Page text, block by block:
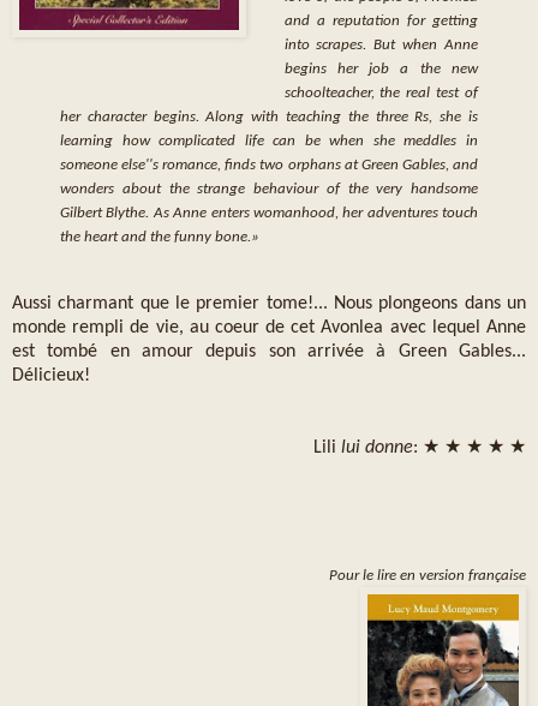
and a reputation for getting
into scrapes. But when Anne
begins her job a the new
schoolteacher, the real test of
her character begins. Along with teaching the three Rs, she is
learning how complicated life can be when she meddles in
someone else''s romance, finds two orphans at Green Gables, and
wonders about the strange behaviour of the very handsome
Gilbert Blythe. As Anne enters womanhood, her adventures touch
the heart and the funny bone.»
Aussi charmant que le premier tome!... Nous plongeons dans un
monde rempli de vie, au coeur de cet Avonlea avec lequel Anne
est tombé en amour depuis son arrivée à Green Gables...
Délicieux!
Lili lui donne: ★ ★ ★ ★ ★
Pour le lire en version française